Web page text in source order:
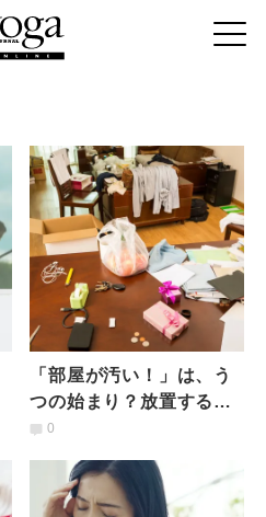
「部屋が汚い！」は、う
つの始まり？放置すると
重度のうつになる可能性
0